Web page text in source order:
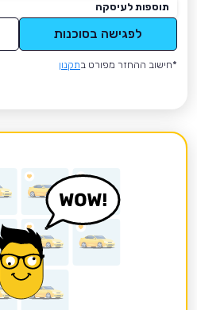
תוספות לעיסקה
לפגישה בסוכנות
*חישוב ההחזר מפורט בתקנון